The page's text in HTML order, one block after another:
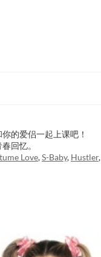
的爱侣一起上课吧！
回忆。
Love,S-Baby, Hustler,